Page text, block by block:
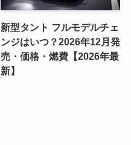
新型タント フルモデルチェ
ンジはいつ？2026年12月発
売・価格・燃費【2026年最
新】